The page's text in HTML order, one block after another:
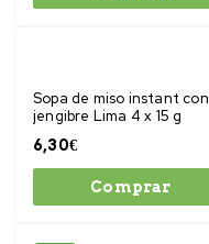
Sopa de miso instant con
jengibre Lima 4 x 15 g
6,30€
Comprar